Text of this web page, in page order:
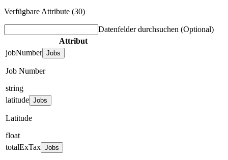
Verfügbare Attribute (30)
Datenfelder durchsuchen (Optional)
Attribut
jobNumber Jobs
Job Number
string
latitude Jobs
Latitude
float
totalExTax Jobs